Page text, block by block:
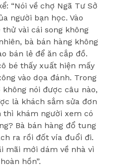
“Nói về chợ Ngã Tư Sở
người bạn học. Vào
vài cái song không
bà bán hàng không
bán lẻ để ăn cắp đồ.
bé thấy xuất hiện mấy
vào dọa đánh. Trong
nói được câu nào,
là khách sắm sửa đơn
thì khám người xem có
Bà bán hàng đổ tung
ra rồi đốt vía đuổi đi.
mãi mới dám về nhà vì
hồn”.